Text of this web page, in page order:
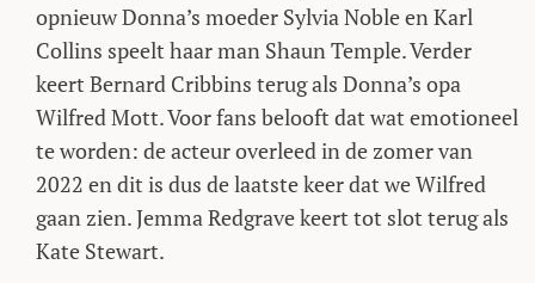
opnieuw Donna’s moeder Sylvia Noble en Karl
Collins speelt haar man Shaun Temple. Verder
keert Bernard Cribbins terug als Donna’s opa
Wilfred Mott. Voor fans belooft dat wat emotioneel
te worden: de acteur overleed in de zomer van
2022 en dit is dus de laatste keer dat we Wilfred
gaan zien. Jemma Redgrave keert tot slot terug als
Kate Stewart.